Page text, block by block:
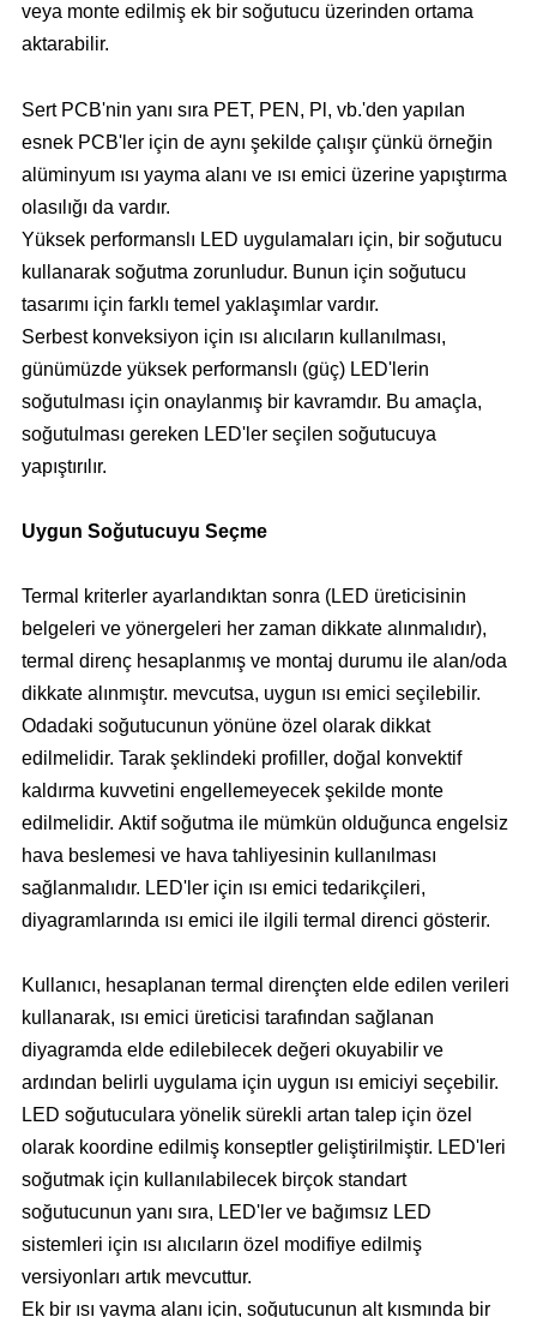
veya monte edilmiş ek bir soğutucu üzerinden ortama
aktarabilir.
Sert PCB'nin yanı sıra PET, PEN, Pl, vb.'den yapılan
esnek PCB'ler için de aynı şekilde çalışır çünkü örneğin
alüminyum ısı yayma alanı ve ısı emici üzerine yapıştırma
olasılığı da vardır.
Yüksek performanslı LED uygulamaları için, bir soğutucu
kullanarak soğutma zorunludur. Bunun için soğutucu
tasarımı için farklı temel yaklaşımlar vardır.
Serbest konveksiyon için ısı alıcıların kullanılması,
günümüzde yüksek performanslı (güç) LED'lerin
soğutulması için onaylanmış bir kavramdır. Bu amaçla,
soğutulması gereken LED'ler seçilen soğutucuya
yapıştırılır.
Uygun Soğutucuyu Seçme
Termal kriterler ayarlandıktan sonra (LED üreticisinin
belgeleri ve yönergeleri her zaman dikkate alınmalıdır),
termal direnç hesaplanmış ve montaj durumu ile alan/oda
dikkate alınmıştır. mevcutsa, uygun ısı emici seçilebilir.
Odadaki soğutucunun yönüne özel olarak dikkat
edilmelidir. Tarak şeklindeki profiller, doğal konvektif
kaldırma kuvvetini engellemeyecek şekilde monte
edilmelidir. Aktif soğutma ile mümkün olduğunca engelsiz
hava beslemesi ve hava tahliyesinin kullanılması
sağlanmalıdır. LED'ler için ısı emici tedarikçileri,
diyagramlarında ısı emici ile ilgili termal direnci gösterir.
Kullanıcı, hesaplanan termal dirençten elde edilen verileri
kullanarak, ısı emici üreticisi tarafından sağlanan
diyagramda elde edilebilecek değeri okuyabilir ve
ardından belirli uygulama için uygun ısı emiciyi seçebilir.
LED soğutuculara yönelik sürekli artan talep için özel
olarak koordine edilmiş konseptler geliştirilmiştir. LED'leri
soğutmak için kullanılabilecek birçok standart
soğutucunun yanı sıra, LED'ler ve bağımsız LED
sistemleri için ısı alıcıların özel modifiye edilmiş
versiyonları artık mevcuttur.
Ek bir ısı yayma alanı için, soğutucunun alt kısmında bir